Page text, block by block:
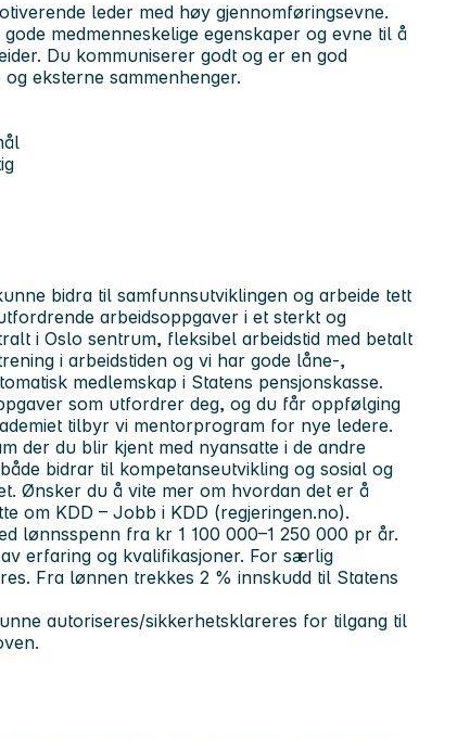
leder med høy gjennomføringsevne.
medmenneskelige egenskaper og evne til å
Du kommuniserer godt og er en god
eksterne sammenhenger.
bidra til samfunnsutviklingen og arbeide tett
arbeidsoppgaver i et sterkt og
i Oslo sentrum, fleksibel arbeidstid med betalt
i arbeidstiden og vi har gode låne-,
medlemskap i Statens pensjonskasse.
som utfordrer deg, og du får oppfølging
tilbyr vi mentorprogram for nye ledere.
der du blir kjent med nyansatte i de andre
bidrar til kompetanseutvikling og sosial og
Ønsker du å vite mer om hvordan det er å
om KDD – Jobb i KDD (regjeringen.no).
lønnsspenn fra kr 1 100 000–1 250 000 pr år.
erfaring og kvalifikasjoner. For særlig
Fra lønnen trekkes 2 % innskudd til Statens
autoriseres/sikkerhetsklareres for tilgang til